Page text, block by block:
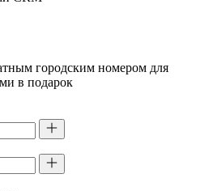
городским номером для
в подарок